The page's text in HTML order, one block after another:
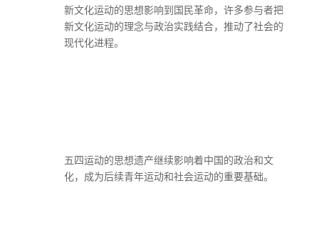
新文化运动的思想影响到国民革命，许多参与者把
新文化运动的理念与政治实践结合，推动了社会的
现代化进程。
五四运动的思想遗产继续影响着中国的政治和文
化，成为后续青年运动和社会运动的重要基础。